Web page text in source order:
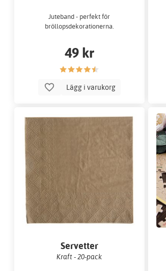
Juteband - perfekt för
bröllopsdekorationerna.
49 kr
Lägg i varukorg
Servetter
Kraft - 20-pack